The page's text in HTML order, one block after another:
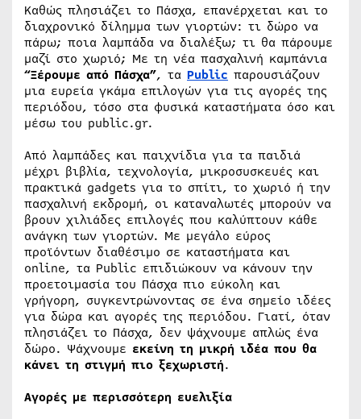
Καθώς πλησιάζει το Πάσχα, επανέρχεται και το
διαχρονικό δίλημμα των γιορτών: τι δώρο να
πάρω; ποια λαμπάδα να διαλέξω; τι θα πάρουμε
μαζί στο χωριό; Με τη νέα πασχαλινή καμπάνια
“Ξέρουμε από Πάσχα”, τα Public παρουσιάζουν
μια ευρεία γκάμα επιλογών για τις αγορές της
περιόδου, τόσο στα φυσικά καταστήματα όσο και
μέσω του public.gr.
Από λαμπάδες και παιχνίδια για τα παιδιά
μέχρι βιβλία, τεχνολογία, μικροσυσκευές και
πρακτικά gadgets για το σπίτι, το χωριό ή την
πασχαλινή εκδρομή, οι καταναλωτές μπορούν να
βρουν χιλιάδες επιλογές που καλύπτουν κάθε
ανάγκη των γιορτών. Με μεγάλο εύρος
προϊόντων διαθέσιμο σε καταστήματα και
online, τα Public επιδιώκουν να κάνουν την
προετοιμασία του Πάσχα πιο εύκολη και
γρήγορη, συγκεντρώνοντας σε ένα σημείο ιδέες
για δώρα και αγορές της περιόδου. Γιατί, όταν
πλησιάζει το Πάσχα, δεν ψάχνουμε απλώς ένα
δώρο. Ψάχνουμε εκείνη τη μικρή ιδέα που θα
κάνει τη στιγμή πιο ξεχωριστή.
Αγορές με περισσότερη ευελιξία